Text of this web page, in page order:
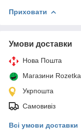
Приховати
Умови доставки
Нова Пошта
Магазини Rozetka
Укрпошта
Самовивіз
Всі умови доставки